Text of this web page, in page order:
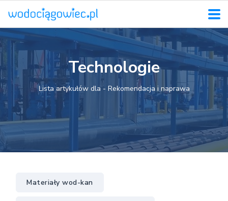
Technologie
Lista artykułów dla - Rekomendacja i naprawa
Materiały wod-kan